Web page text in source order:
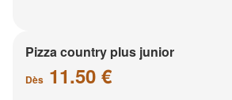
Pizza country plus junior
Dès 11.50 €